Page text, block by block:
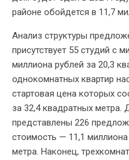
районе обойдется в 11,7
Анализ структуры
присутствует 55 студий с
миллиона рублей за 20,3
однокомнатных квартир
стартовая цена которых
за 32,4 квадратных метра.
представлены 226
стоимость — 11,1
метра. Наконец,